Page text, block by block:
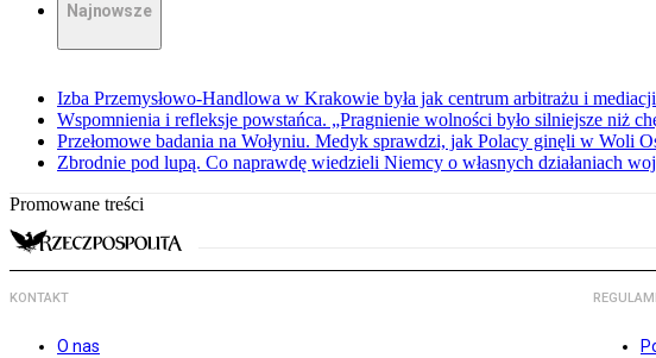
Najnowsze
Izba Przemysłowo-Handlowa w Krakowie była jak centrum arbitrażu i
Wspomnienia i refleksje powstańca. „Pragnienie wolności było silniejsze niż
Przełomowe badania na Wołyniu. Medyk sprawdzi, jak Polacy ginęli w Woli
Zbrodnie pod lupą. Co naprawdę wiedzieli Niemcy o własnych działaniach
Promowane treści
KONTAKT
O nas